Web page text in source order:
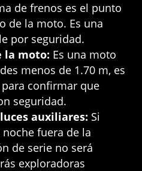
de frenos es el punto
de la moto. Es una
por seguridad.
la moto: Es una moto
menos de 1.70 m, es
confirmar que
seguridad.
auxiliares: Si
fuera de la
de serie no será
exploradoras